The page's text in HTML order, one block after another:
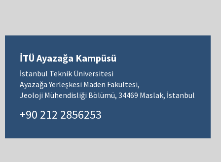
İTÜ Ayazağa Kampüsü
İstanbul Teknik Üniversitesi
Ayazağa Yerleşkesi Maden Fakültesi,
Jeoloji Mühendisliği Bölümü, 34469 Maslak, İstanbul
+90 212 2856253